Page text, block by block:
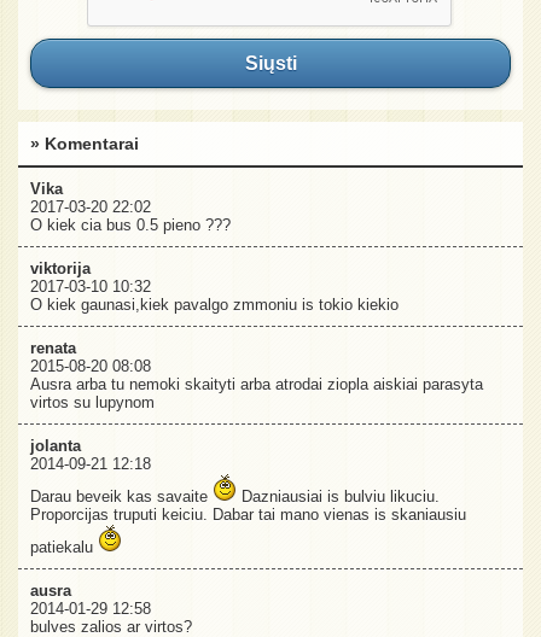
Siųsti
» Komentarai
Vika
2017-03-20 22:02
O kiek cia bus 0.5 pieno ???
viktorija
2017-03-10 10:32
O kiek gaunasi,kiek pavalgo zmmoniu is tokio kiekio
renata
2015-08-20 08:08
Ausra arba tu nemoki skaityti arba atrodai ziopla aiskiai parasyta
virtos su lupynom
jolanta
2014-09-21 12:18
Darau beveik kas savaite
Dazniausiai is bulviu likuciu.
Proporcijas truputi keiciu. Dabar tai mano vienas is skaniausiu
patiekalu
ausra
2014-01-29 12:58
bulves zalios ar virtos?